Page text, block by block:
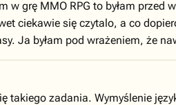
w grę MMO RPG to byłam
ciekawie się czytalo, a co
Ja byłam pod wrażeniem, że
takiego zadania. Wymyślenie